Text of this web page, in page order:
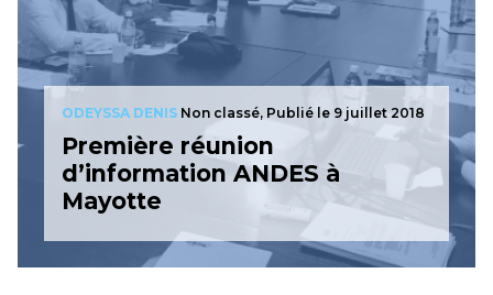
ODEYSSA DENIS Non classé, Publié le 9 juillet 2018
Première réunion
d’information ANDES à
Mayotte